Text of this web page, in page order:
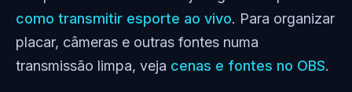
como transmitir esporte ao vivo. Para organizar
placar, câmeras e outras fontes numa
transmissão limpa, veja cenas e fontes no OBS.